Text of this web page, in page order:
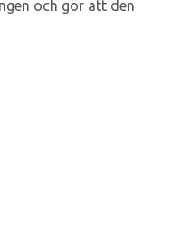
och gör att den